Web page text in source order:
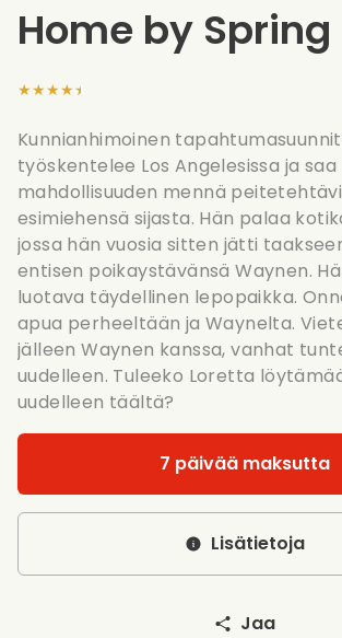
Home by Spring
★★★★★
Kunnianhimoinen
työskentelee Los Angelesissa ja saa
mahdollisuuden mennä
esimiehensä sijasta. Hän palaa
jossa hän vuosia sitten jätti
entisen poikaystävänsä Waynen.
luotava täydellinen lepopaikka.
apua perheeltään ja Waynelta.
jälleen Waynen kanssa, vanhat
uudelleen. Tuleeko Loretta
uudelleen täältä?
7 päivää maksutta
Lisätietoja
Jaa